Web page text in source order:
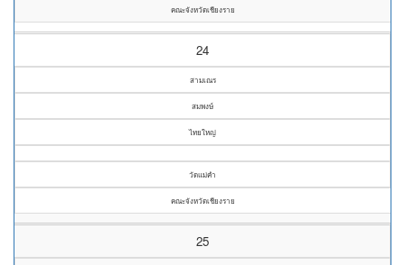
คณะจังหวัดเชียงราย
24
สามเณร
สมพงษ์
ไทยใหญ่
วัดแม่คำ
คณะจังหวัดเชียงราย
25